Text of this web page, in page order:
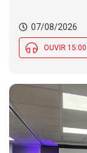
07/08/2026
OUVIR 15:00